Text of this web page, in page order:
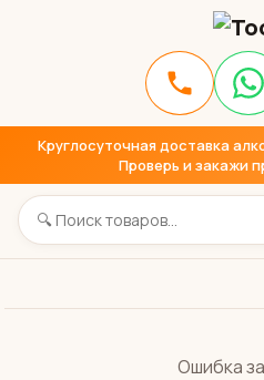
Круглосуточная доставка
Проверь и закажи
Ошибка